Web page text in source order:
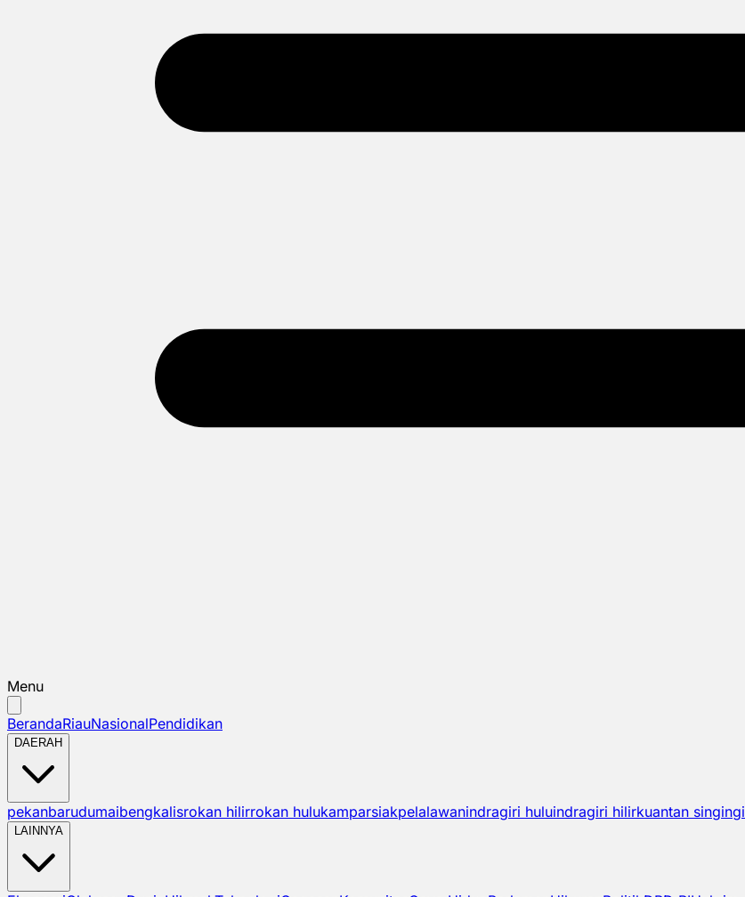
Menu
BerandaRiauNasionalPendidikan
DAERAH
pekanbarudumaibengkalisrokan hilirrokan hulukamparsiakpelalawanindragiri huluindragiri hilirkuantan singingi
LAINNYA